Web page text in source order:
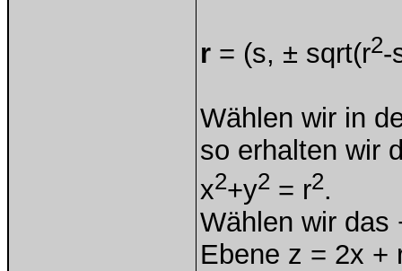
r = (s, ± sqrt(r2-
Wählen wir in
so erhalten wir
x2+y2 = r2.
Wählen wir das
Ebene z = 2x +